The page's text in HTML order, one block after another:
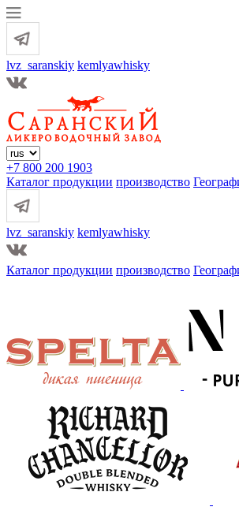
lvz_saranskiy kemlyawhisky
+7 800 200 1903
Каталог продукции производство
lvz_saranskiy kemlyawhisky
Каталог продукции производство